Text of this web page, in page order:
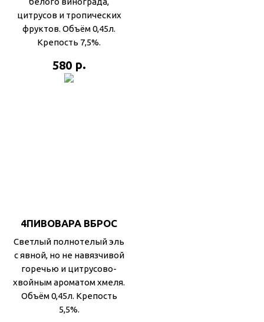
цитрусов и тропических
фруктов. Объём 0,45л.
Крепость 7,5%.
580 р.
4ПИВОВАРА ВБРОС
Cветлый полнотелый эль
с явной, но не навязчивой
горечью и цитрусово-
хвойным ароматом хмеля.
Объём 0,45л. Крепость
5,5%.